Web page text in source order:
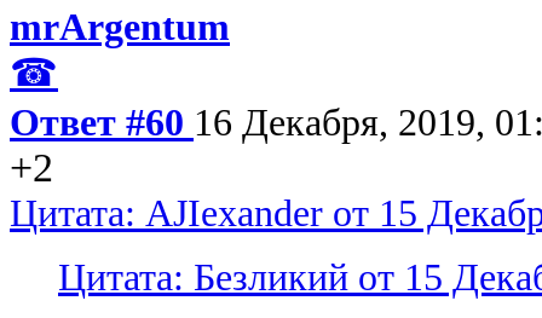
mrArgentum
☎
Ответ #60 16 Декабря, 2019,
+2
Цитата: AJIexander от 15
Цитата: Безликий от 15